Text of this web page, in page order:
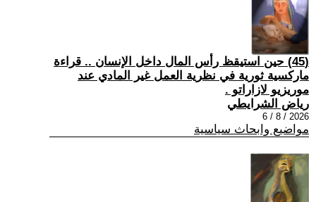
(45) حين استيقظ رأس المال داخل الإنسان .. قراءة
ماركسية ثورية في نظرية العمل غير المادي عند
موريزيو لازاراتو .
رياض الشرايطي
2026 / 8 / 6
مواضيع وابحاث سياسية